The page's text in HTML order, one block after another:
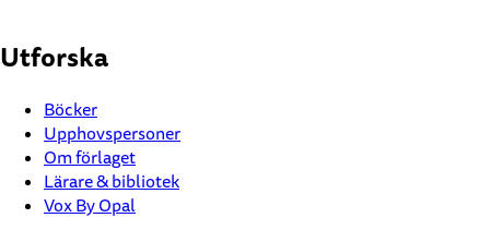
Utforska
Böcker
Upphovspersoner
Om förlaget
Lärare & bibliotek
Vox By Opal